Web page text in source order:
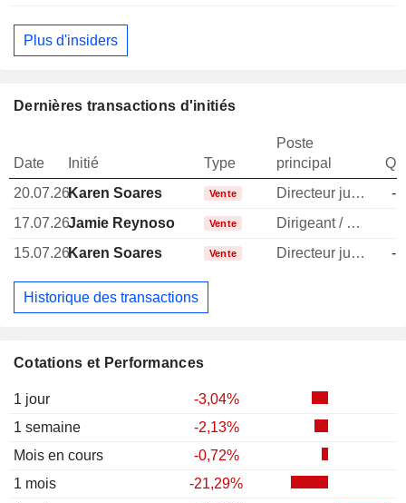
Cotations et Performances
1 jour
-3,04%
1 semaine
-2,13%
Mois en cours
-0,72%
1 mois
-21,29%
Plus d'insiders
Dernières transactions d'initiés
Date Initié Type
Poste
principal
20.07.26Karen Soares Vente Directeur juridique
-
17.07.26Jamie Reynoso Vente Dirigeant / cadre principal
15.07.26Karen Soares Vente Directeur juridique -
Historique des transactions